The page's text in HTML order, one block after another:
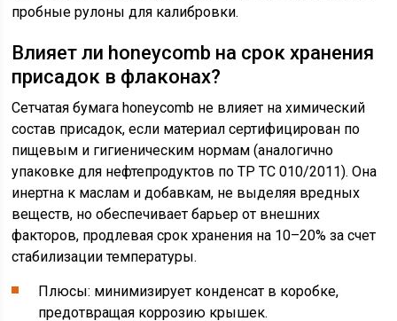
пробные рулоны для калибровки.
Влияет ли honeycomb на срок хранения
присадок в флаконах?
Сетчатая бумага honeycomb не влияет на химический
состав присадок, если материал сертифицирован по
пищевым и гигиеническим нормам (аналогично
упаковке для нефтепродуктов по ТР ТС 010/2011). Она
инертна к маслам и добавкам, не выделяя вредных
веществ, но обеспечивает барьер от внешних
факторов, продлевая срок хранения на 10–20% за счет
стабилизации температуры.
Плюсы: минимизирует конденсат в коробке,
предотвращая коррозию крышек.